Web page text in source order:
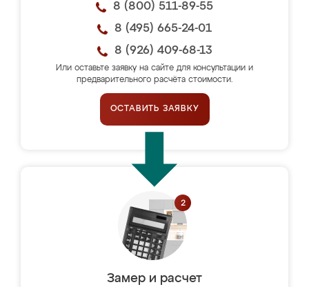
8 (800) 511-89-55
8 (495) 665-24-01
8 (926) 409-68-13
Или оставьте заявку на сайте для консультации и
предварительного расчёта стоимости.
ОСТАВИТЬ ЗАЯВКУ
Замер и расчет